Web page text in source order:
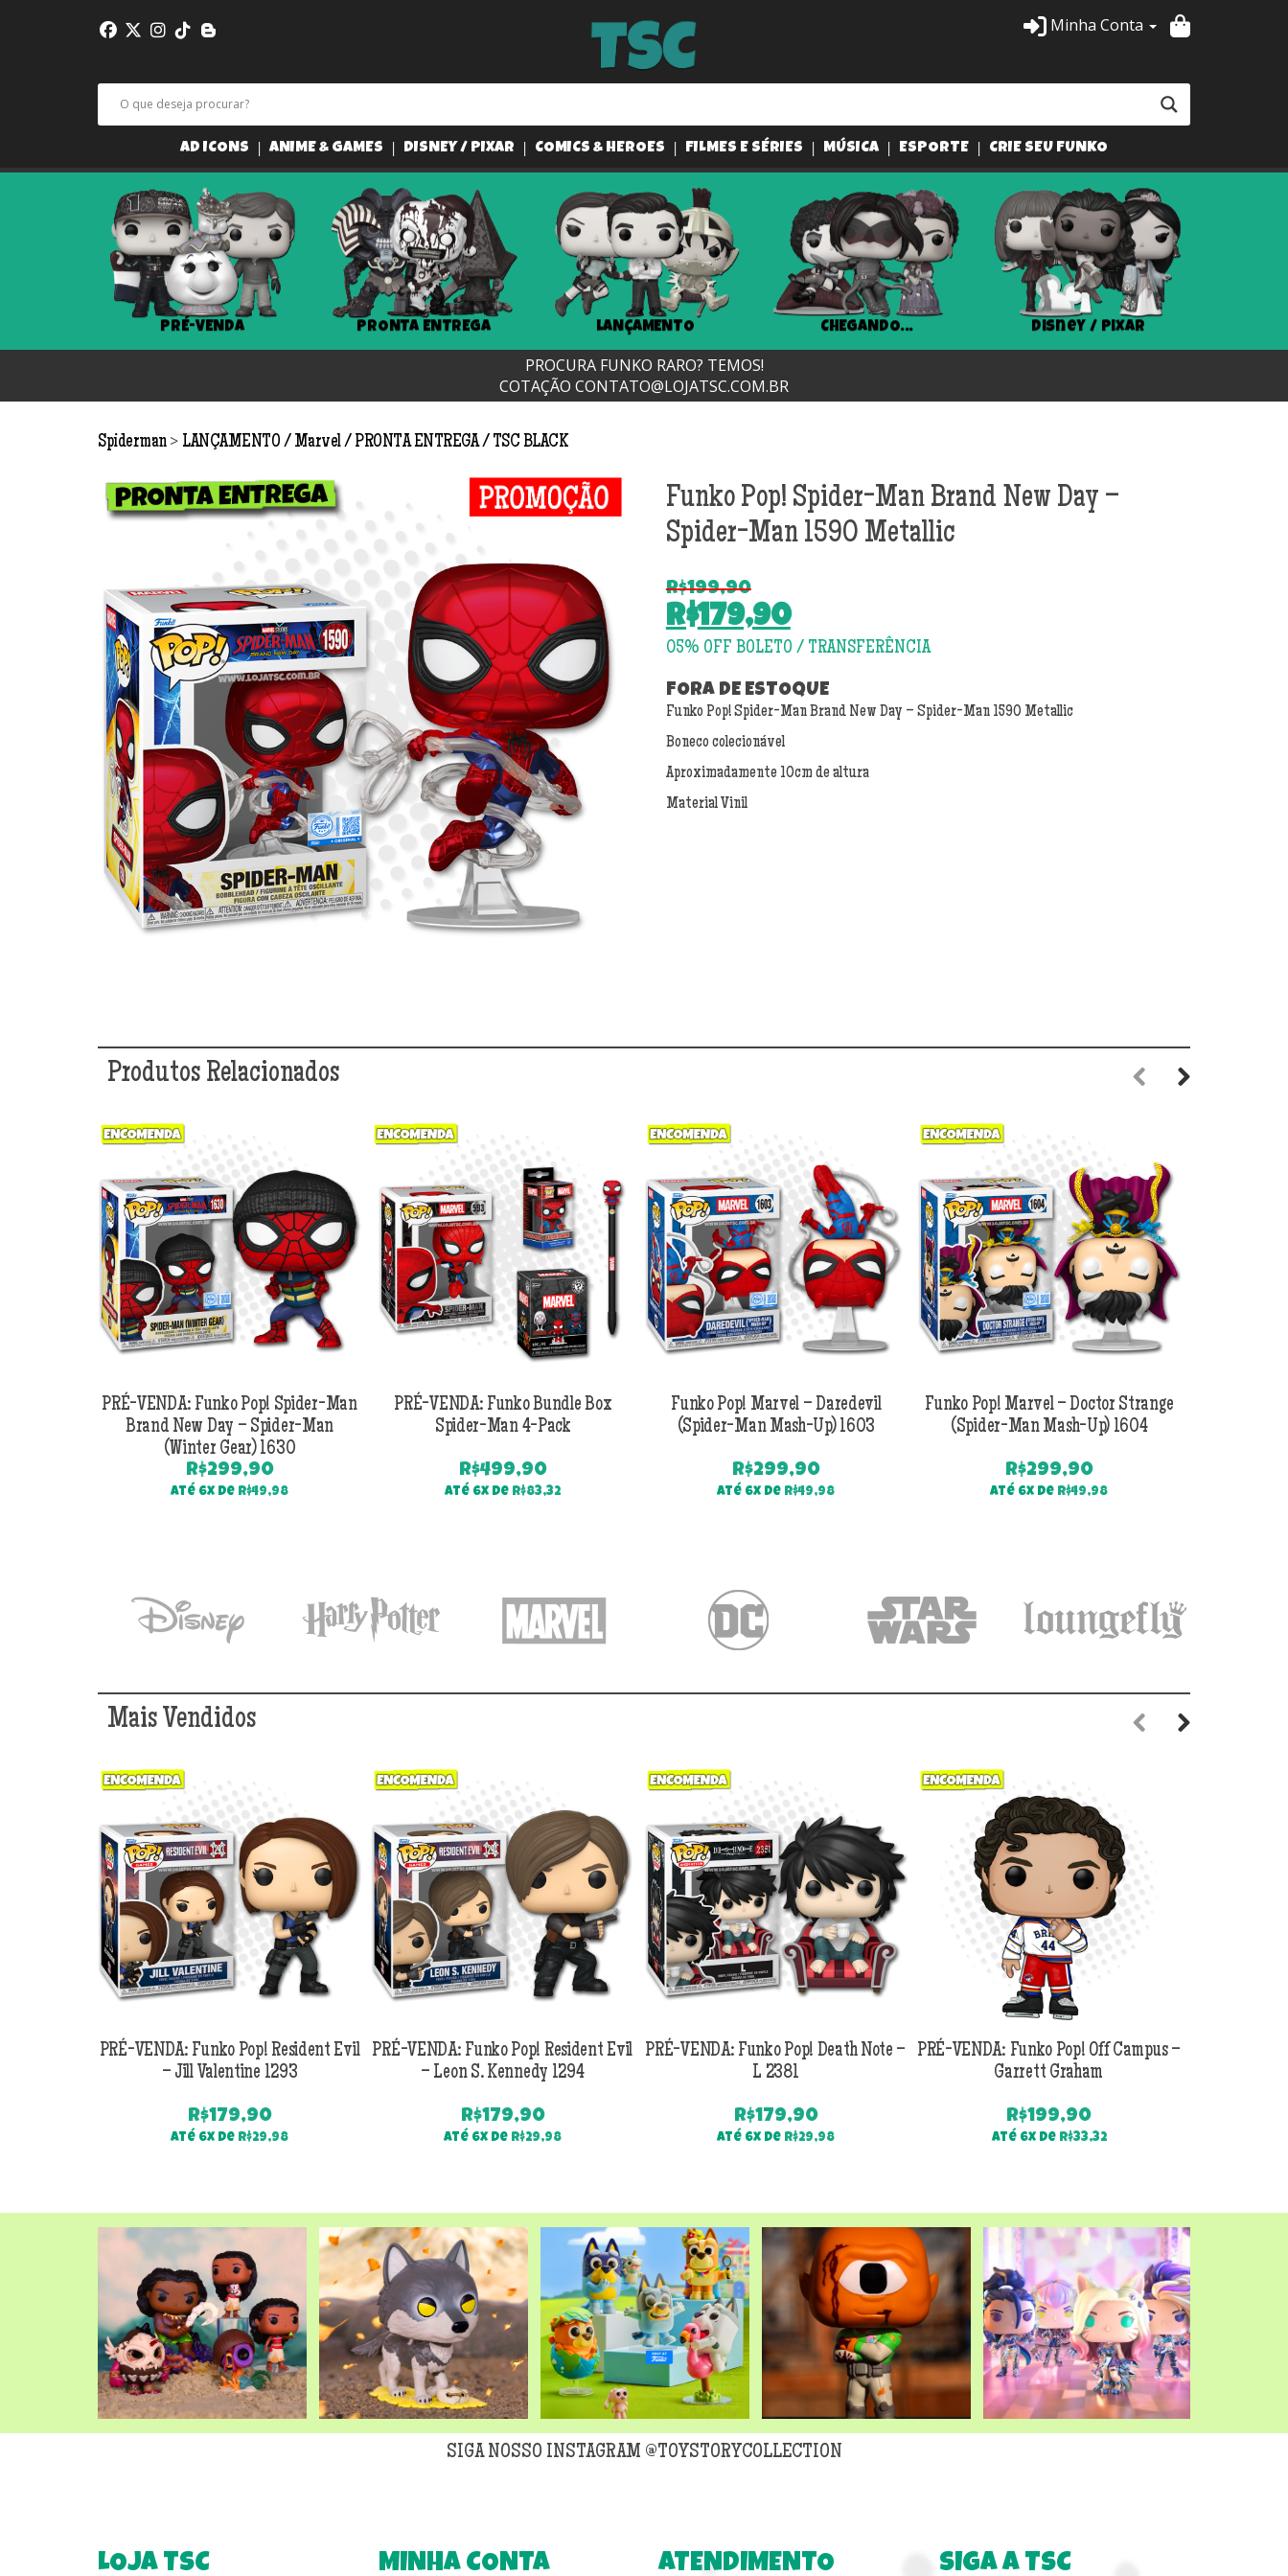
Minha Conta
AD ICONS ANIME & GAMES DISNEY / PIXAR COMICS & HEROES FILMES E SÉRIES MÚSICA ESPORTE CRIE SEU FUNKO
PRÉ-VENDA PRONTA ENTREGA LANÇAMENTO CHEGANDO... Disney / Pixar
PROCURA FUNKO RARO? TEMOS!
COTAÇÃO CONTATO@LOJATSC.COM.BR
Spiderman > LANÇAMENTO Marvel PRONTA ENTREGA TSC BLACK
Funko Pop! Spider-Man Brand New Day –
Spider-Man 1590 Metallic
R$199,90
O
preço
original
era:
R$199,90.
R$179,90
O
atual
é:
R$179,90.
FORA DE ESTOQUE
Funko Pop! Spider-Man Brand New Day – Spider-Man 1590 Metallic
Boneco colecionável
Aproximadamente 10cm de altura
Material Vinil
Produtos Relacionados
PRÉ-VENDA: Funko Pop! Spider-Man
Brand New Day – Spider-Man
(Winter Gear) 1630
R$299,90
Até 6x de R$49,98
PRÉ-VENDA: Funko Bundle Box
Spider-Man 4-Pack
R$499,90
Até 6x de R$83,32
Funko Pop! Marvel – Daredevil
(Spider-Man Mash-Up) 1603
R$299,90
Até 6x de R$49,98
Funko Pop! Marvel – Doctor Strange
(Spider-Man Mash-Up) 1604
R$299,90
Até 6x de R$49,98
Mais Vendidos
PRÉ-VENDA: Funko Pop! Resident Evil
– Jill Valentine 1293
R$179,90
Até 6x de R$29,98
PRÉ-VENDA: Funko Pop! Resident Evil
– Leon S. Kennedy 1294
R$179,90
Até 6x de R$29,98
PRÉ-VENDA: Funko Pop! Death Note –
L 2381
R$179,90
Até 6x de R$29,98
PRÉ-VENDA: Funko Pop! Off Campus –
Garrett Graham
R$199,90
Até 6x de R$33,32
SIGA NOSSO INSTAGRAM @TOYSTORYCOLLECTION
LOJA TSC MINHA CONTA ATENDIMENTO SIGA A TSC